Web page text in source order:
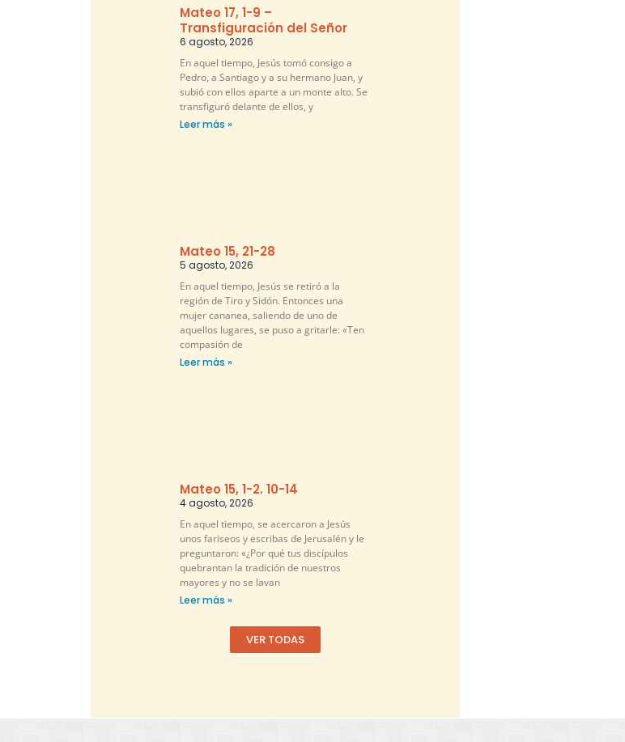
Mateo 17, 1-9 –
Transfiguración del Señor
6 agosto, 2026
En aquel tiempo, Jesús tomó consigo a
Pedro, a Santiago y a su hermano Juan, y
subió con ellos aparte a un monte alto. Se
transfiguró delante de ellos, y
Leer más »
Mateo 15, 21-28
5 agosto, 2026
En aquel tiempo, Jesús se retiró a la
región de Tiro y Sidón. Entonces una
mujer cananea, saliendo de uno de
aquellos lugares, se puso a gritarle: «Ten
compasión de
Leer más »
Mateo 15, 1-2. 10-14
4 agosto, 2026
En aquel tiempo, se acercaron a Jesús
unos fariseos y escribas de Jerusalén y le
preguntaron: «¿Por qué tus discípulos
quebrantan la tradición de nuestros
mayores y no se lavan
Leer más »
VER TODAS